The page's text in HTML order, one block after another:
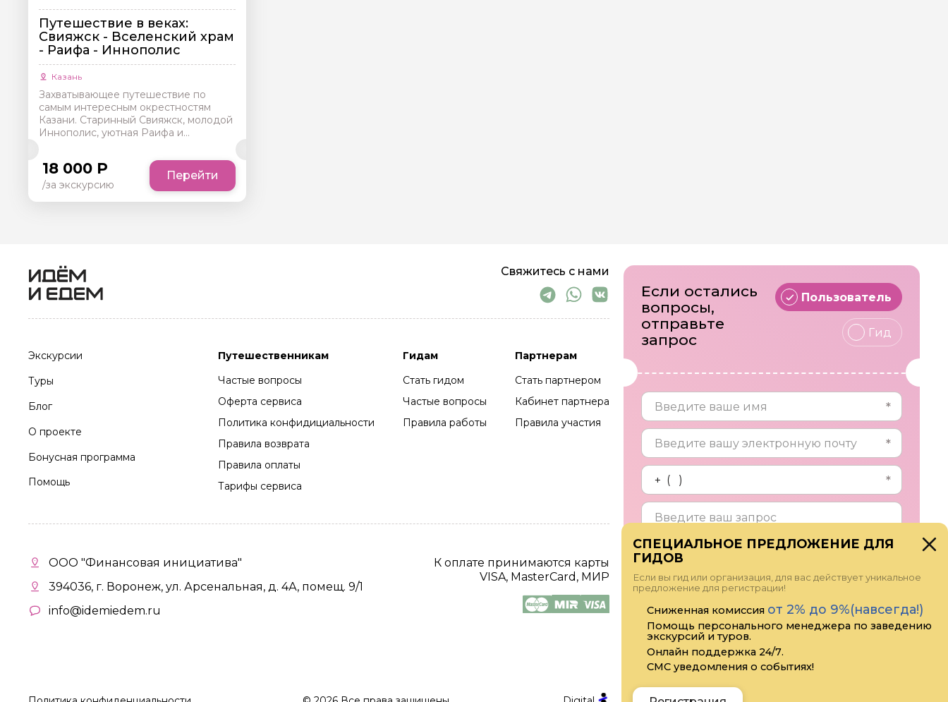
Путешествие в веках:
Свияжск - Вселенский храм
- Раифа - Иннополис
Казань
Захватывающее путешествие по
самым интересным окрестностям
Казани. Старинный Свияжск, молодой
Иннополис, уютная Раифа и
сделают экскурсию незабываемой.
18 000 Р
/за экскурсию
Перейти
Свяжитесь с нами
Экскурсии
Туры
Блог
О проекте
Бонусная программа
Помощь
Путешественникам
Частые вопросы
Оферта сервиса
Политика конфидициальности
Правила возврата
Правила оплаты
Тарифы сервиса
Гидам
Стать гидом
Частые вопросы
Правила работы
Партнерам
Стать партнером
Кабинет партнера
Правила участия
ООО "Финансовая инициатива"
394036, г. Воронеж, ул. Арсенальная, д. 4А, помещ. 9/1
info@idemiedem.ru
К оплате принимаются карты
VISA, MasterCard, МИР
Если остались
вопросы,
отправьте
запрос
Пользователь
Гид
Прикрепить файл
персональных данных
СПЕЦИАЛЬНОЕ ПРЕДЛОЖЕНИЕ ДЛЯ
ГИДОВ
Если вы гид или организация, для вас действует уникальное
предложение для регистрации!
Сниженная комиссия от 2% до 9%(навсегда!)
Помощь персонального менеджера по заведению
экскурсий и туров.
Онлайн поддержка 24/7.
СМС уведомления о событиях!